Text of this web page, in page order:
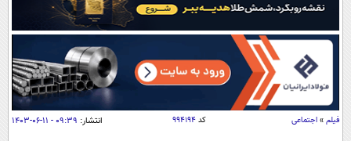
آب و هوا
سواد زندگی
سیاسی
اقتصاد
فیلم » اجتماعی کد ۹۹۴۱۹۴ انتشار: ۰۹:۳۹ - ۱۱-۰۶-۱۴۰۳